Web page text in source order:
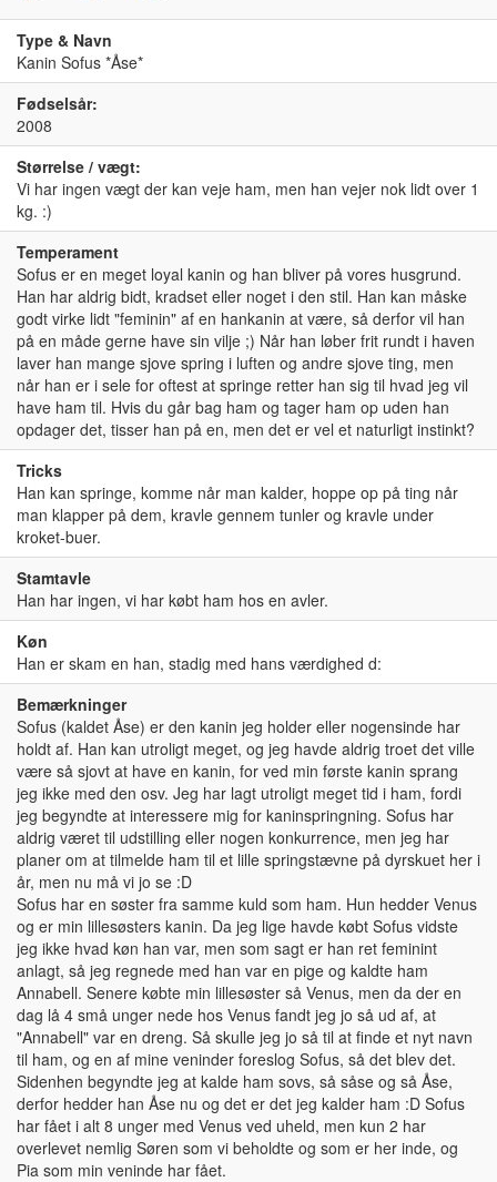
Type & Navn
Kanin Sofus *Åse*
Fødselsår:
2008
Størrelse / vægt:
Vi har ingen vægt der kan veje ham, men han vejer nok lidt over 1
kg. :)
Temperament
Sofus er en meget loyal kanin og han bliver på vores husgrund.
Han har aldrig bidt, kradset eller noget i den stil. Han kan måske
godt virke lidt "feminin" af en hankanin at være, så derfor vil han
på en måde gerne have sin vilje ;) Når han løber frit rundt i haven
laver han mange sjove spring i luften og andre sjove ting, men
når han er i sele for oftest at springe retter han sig til hvad jeg vil
have ham til. Hvis du går bag ham og tager ham op uden han
opdager det, tisser han på en, men det er vel et naturligt instinkt?
Tricks
Han kan springe, komme når man kalder, hoppe op på ting når
man klapper på dem, kravle gennem tunler og kravle under
kroket-buer.
Stamtavle
Han har ingen, vi har købt ham hos en avler.
Køn
Han er skam en han, stadig med hans værdighed d:
Bemærkninger
Sofus (kaldet Åse) er den kanin jeg holder eller nogensinde har
holdt af. Han kan utroligt meget, og jeg havde aldrig troet det ville
være så sjovt at have en kanin, for ved min første kanin sprang
jeg ikke med den osv. Jeg har lagt utroligt meget tid i ham, fordi
jeg begyndte at interessere mig for kaninspringning. Sofus har
aldrig været til udstilling eller nogen konkurrence, men jeg har
planer om at tilmelde ham til et lille springstævne på dyrskuet her i
år, men nu må vi jo se :D
Sofus har en søster fra samme kuld som ham. Hun hedder Venus
og er min lillesøsters kanin. Da jeg lige havde købt Sofus vidste
jeg ikke hvad køn han var, men som sagt er han ret feminint
anlagt, så jeg regnede med han var en pige og kaldte ham
Annabell. Senere købte min lillesøster så Venus, men da der en
dag lå 4 små unger nede hos Venus fandt jeg jo så ud af, at
"Annabell" var en dreng. Så skulle jeg jo så til at finde et nyt navn
til ham, og en af mine veninder foreslog Sofus, så det blev det.
Sidenhen begyndte jeg at kalde ham sovs, så såse og så Åse,
derfor hedder han Åse nu og det er det jeg kalder ham :D Sofus
har fået i alt 8 unger med Venus ved uheld, men kun 2 har
overlevet nemlig Søren som vi beholdte og som er her inde, og
Pia som min veninde har fået.